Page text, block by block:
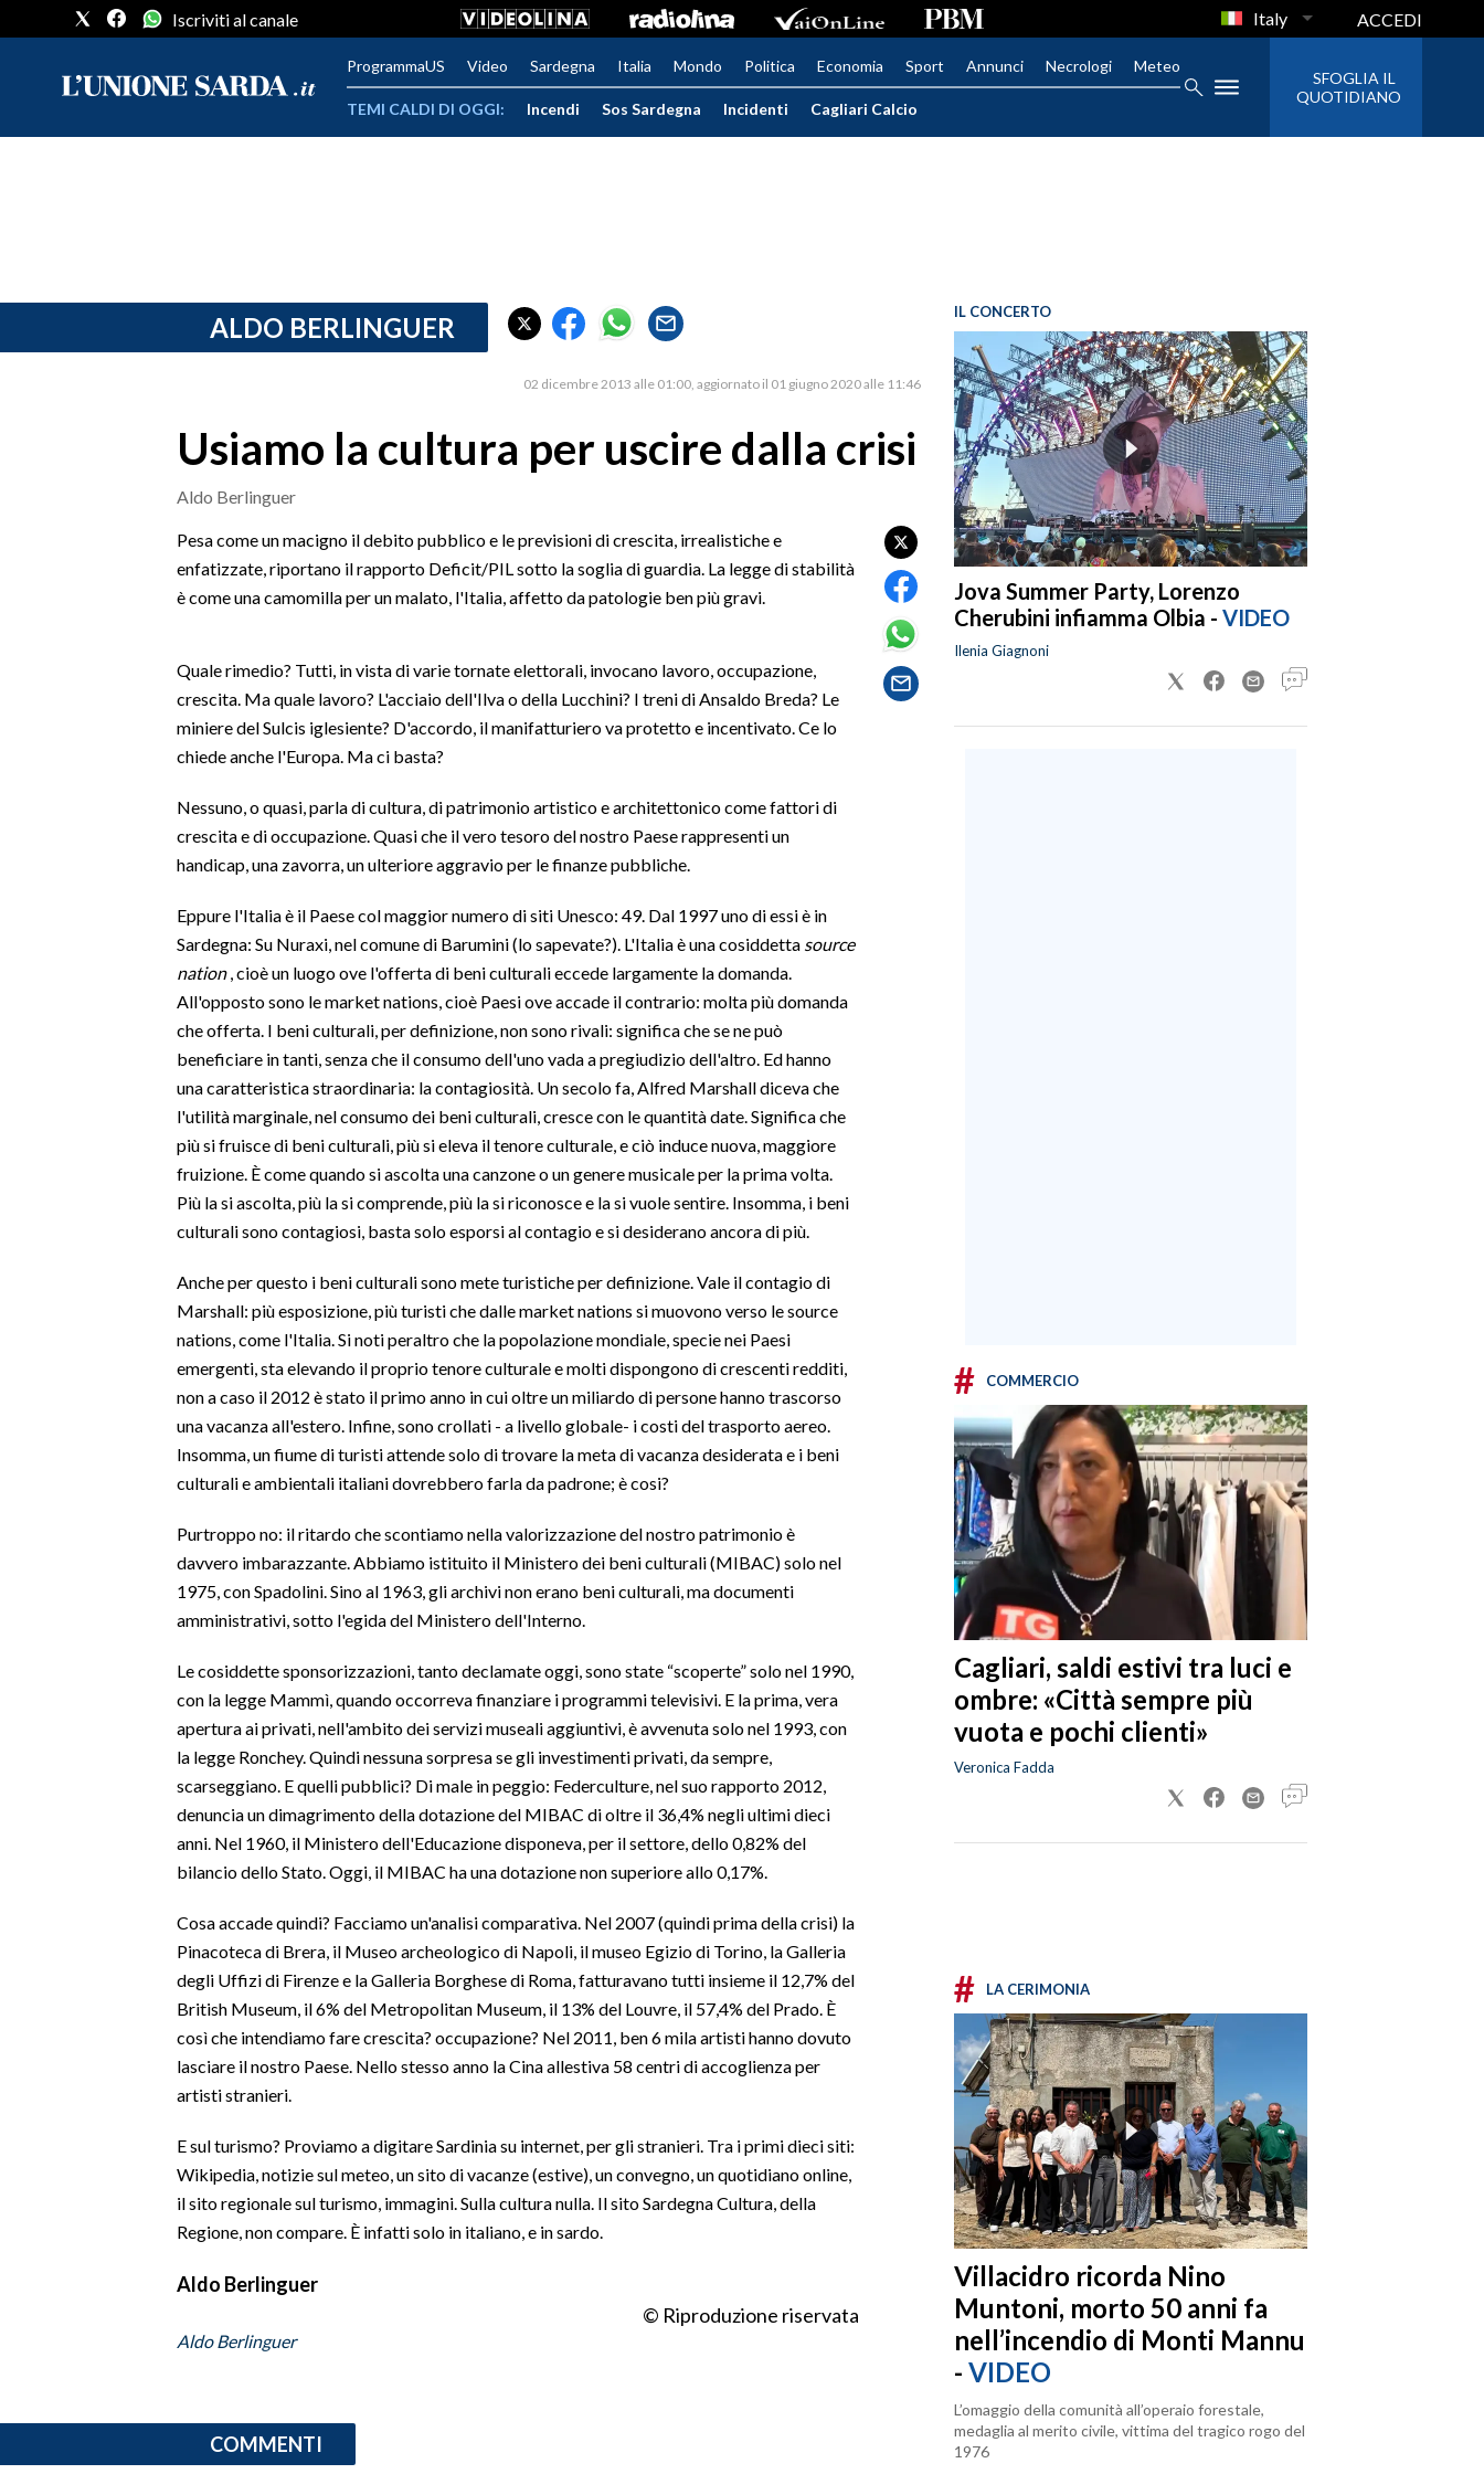
PROVINCIA DI CAGLIARI
ORISTANO E PROVINCIA
RISULTATI E CLASSIFICHE
Iscriviti al canale Italy ACCEDI
ProgrammaUS Video Sardegna Italia Mondo Politica Economia Sport Annunci Necrologi Meteo
TEMI CALDI DI OGGI: Incendi Sos Sardegna Incidenti Cagliari Calcio
SFOGLIA IL
QUOTIDIANO
ALDO BERLINGUER
02 dicembre 2013 alle 01:00 aggiornato il 01 giugno 2020 alle 11:46
Usiamo la cultura per uscire dalla crisi
Aldo Berlinguer
Pesa come un macigno il debito pubblico e le previsioni di crescita, irrealistiche e
enfatizzate, riportano il rapporto Deficit/PIL sotto la soglia di guardia. La legge di stabilità
è come una camomilla per un malato, l'Italia, affetto da patologie ben più gravi.
Quale rimedio? Tutti, in vista di varie tornate elettorali, invocano lavoro, occupazione,
crescita. Ma quale lavoro? L'acciaio dell'Ilva o della Lucchini? I treni di Ansaldo Breda? Le
miniere del Sulcis iglesiente? D'accordo, il manifatturiero va protetto e incentivato. Ce lo
chiede anche l'Europa. Ma ci basta?
Nessuno, o quasi, parla di cultura, di patrimonio artistico e architettonico come fattori di
crescita e di occupazione. Quasi che il vero tesoro del nostro Paese rappresenti un
handicap, una zavorra, un ulteriore aggravio per le finanze pubbliche.
Eppure l'Italia è il Paese col maggior numero di siti Unesco: 49. Dal 1997 uno di essi è in
Sardegna: Su Nuraxi, nel comune di Barumini (lo sapevate?). L'Italia è una cosiddetta source
nation, cioè un luogo ove l'offerta di beni culturali eccede largamente la domanda.
All'opposto sono le market nations, cioè Paesi ove accade il contrario: molta più domanda
che offerta. I beni culturali, per definizione, non sono rivali: significa che se ne può
beneficiare in tanti, senza che il consumo dell'uno vada a pregiudizio dell'altro. Ed hanno
una caratteristica straordinaria: la contagiosità. Un secolo fa, Alfred Marshall diceva che
l'utilità marginale, nel consumo dei beni culturali, cresce con le quantità date. Significa che
più si fruisce di beni culturali, più si eleva il tenore culturale, e ciò induce nuova, maggiore
fruizione. È come quando si ascolta una canzone o un genere musicale per la prima volta.
Più la si ascolta, più la si comprende, più la si riconosce e la si vuole sentire. Insomma, i beni
culturali sono contagiosi, basta solo esporsi al contagio e si desiderano ancora di più.
Anche per questo i beni culturali sono mete turistiche per definizione. Vale il contagio di
Marshall: più esposizione, più turisti che dalle market nations si muovono verso le source
nations, come l'Italia. Si noti peraltro che la popolazione mondiale, specie nei Paesi
emergenti, sta elevando il proprio tenore culturale e molti dispongono di crescenti redditi,
non a caso il 2012 è stato il primo anno in cui oltre un miliardo di persone hanno trascorso
una vacanza all'estero. Infine, sono crollati - a livello globale- i costi del trasporto aereo.
Insomma, un fiume di turisti attende solo di trovare la meta di vacanza desiderata e i beni
culturali e ambientali italiani dovrebbero farla da padrone; è cosi?
Purtroppo no: il ritardo che scontiamo nella valorizzazione del nostro patrimonio è
davvero imbarazzante. Abbiamo istituito il Ministero dei beni culturali (MIBAC) solo nel
1975, con Spadolini. Sino al 1963, gli archivi non erano beni culturali, ma documenti
amministrativi, sotto l'egida del Ministero dell'Interno.
Le cosiddette sponsorizzazioni, tanto declamate oggi, sono state “scoperte” solo nel 1990,
con la legge Mammì, quando occorreva finanziare i programmi televisivi. E la prima, vera
apertura ai privati, nell'ambito dei servizi museali aggiuntivi, è avvenuta solo nel 1993, con
la legge Ronchey. Quindi nessuna sorpresa se gli investimenti privati, da sempre,
scarseggiano. E quelli pubblici? Di male in peggio: Federculture, nel suo rapporto 2012,
denuncia un dimagrimento della dotazione del MIBAC di oltre il 36,4% negli ultimi dieci
anni. Nel 1960, il Ministero dell'Educazione disponeva, per il settore, dello 0,82% del
bilancio dello Stato. Oggi, il MIBAC ha una dotazione non superiore allo 0,17%.
Cosa accade quindi? Facciamo un'analisi comparativa. Nel 2007 (quindi prima della crisi) la
Pinacoteca di Brera, il Museo archeologico di Napoli, il museo Egizio di Torino, la Galleria
degli Uffizi di Firenze e la Galleria Borghese di Roma, fatturavano tutti insieme il 12,7% del
British Museum, il 6% del Metropolitan Museum, il 13% del Louvre, il 57,4% del Prado. È
così che intendiamo fare crescita? occupazione? Nel 2011, ben 6 mila artisti hanno dovuto
lasciare il nostro Paese. Nello stesso anno la Cina allestiva 58 centri di accoglienza per
artisti stranieri.
E sul turismo? Proviamo a digitare Sardinia su internet, per gli stranieri. Tra i primi dieci siti:
Wikipedia, notizie sul meteo, un sito di vacanze (estive), un convegno, un quotidiano online,
il sito regionale sul turismo, immagini. Sulla cultura nulla. Il sito Sardegna Cultura, della
Regione, non compare. È infatti solo in italiano, e in sardo.
Aldo Berlinguer
© Riproduzione riservata
Aldo Berlinguer
COMMENTI
IL CONCERTO
Jova Summer Party, Lorenzo
Cherubini infiamma Olbia - VIDEO
Ilenia Giagnoni
# COMMERCIO
Cagliari, saldi estivi tra luci e
ombre: «Città sempre più
vuota e pochi clienti»
Veronica Fadda
# LA CERIMONIA
Villacidro ricorda Nino
Muntoni, morto 50 anni fa
nell’incendio di Monti Mannu
- VIDEO
L’omaggio della comunità all’operaio forestale,
medaglia al merito civile, vittima del tragico rogo del
1976